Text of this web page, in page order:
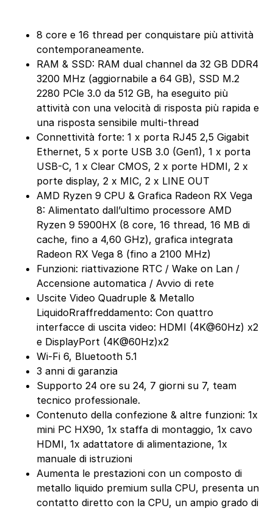
8 core e 16 thread per conquistare più attività
contemporaneamente.
RAM & SSD: RAM dual channel da 32 GB DDR4
3200 MHz (aggiornabile a 64 GB), SSD M.2
2280 PCle 3.0 da 512 GB, ha eseguito più
attività con una velocità di risposta più rapida e
una risposta sensibile multi-thread
Connettività forte: 1 x porta RJ45 2,5 Gigabit
Ethernet, 5 x porte USB 3.0 (Gen1), 1 x porta
USB-C, 1 x Clear CMOS, 2 x porte HDMI, 2 x
porte display, 2 x MIC, 2 x LINE OUT
AMD Ryzen 9 CPU & Grafica Radeon RX Vega
8: Alimentato dall’ultimo processore AMD
Ryzen 9 5900HX (8 core, 16 thread, 16 MB di
cache, fino a 4,60 GHz), grafica integrata
Radeon RX Vega 8 (fino a 2100 MHz)
Funzioni: riattivazione RTC / Wake on Lan /
Accensione automatica / Avvio di rete
Uscite Video Quadruple & Metallo
LiquidoRraffreddamento: Con quattro
interfacce di uscita video: HDMI (4K@60Hz) x2
e DisplayPort (4K@60Hz)x2
Wi-Fi 6, Bluetooth 5.1
3 anni di garanzia
Supporto 24 ore su 24, 7 giorni su 7, team
tecnico professionale.
Contenuto della confezione & altre funzioni: 1x
mini PC HX90, 1x staffa di montaggio, 1x cavo
HDMI, 1x adattatore di alimentazione, 1x
manuale di istruzioni
Aumenta le prestazioni con un composto di
metallo liquido premium sulla CPU, presenta un
contatto diretto con la CPU, un ampio grado di